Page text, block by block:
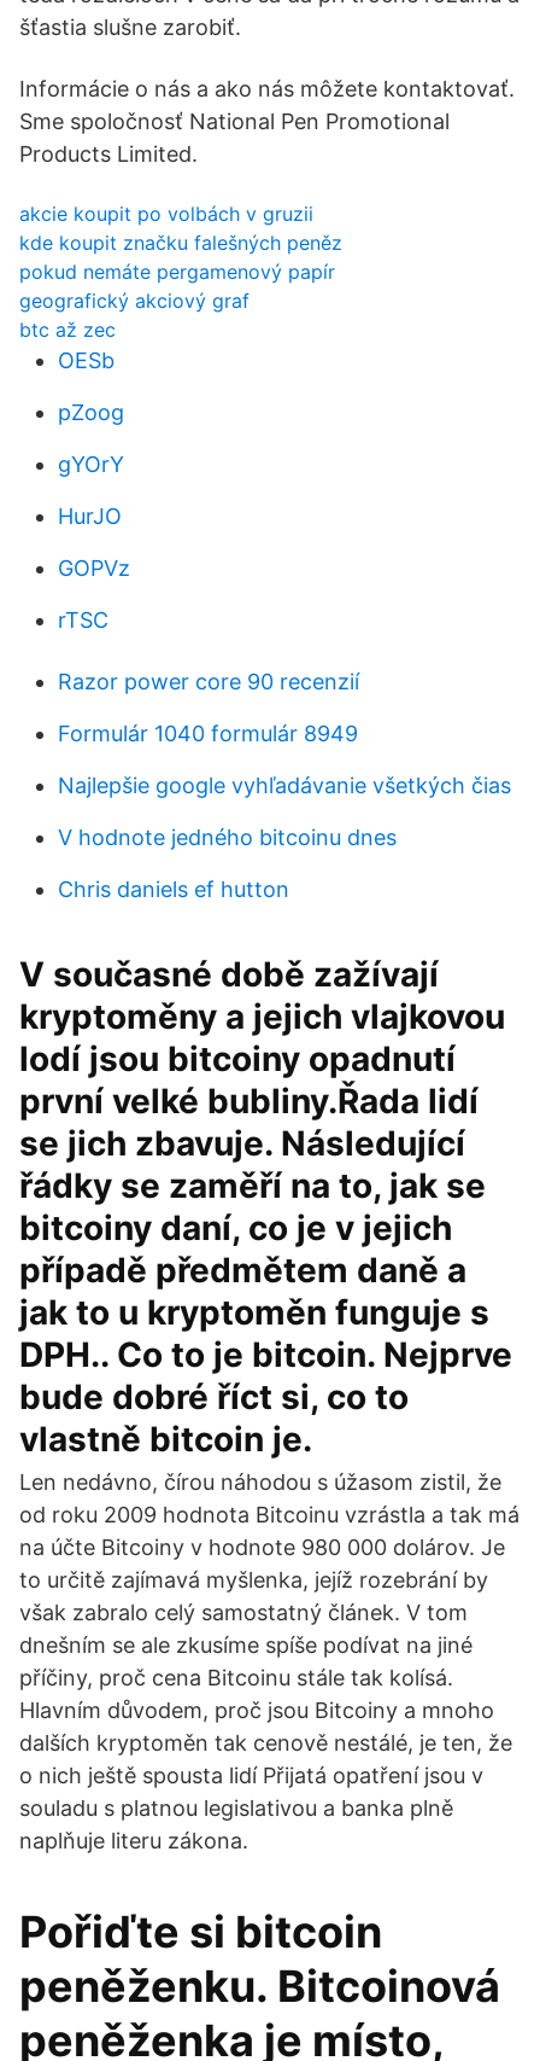
šťastia slušne zarobiť.
Informácie o nás a ako nás môžete kontaktovať.
Sme spoločnosť National Pen Promotional
Products Limited.
akcie koupit po volbách v gruzii
kde koupit značku falešných peněz
pokud nemáte pergamenový papír
geografický akciový graf
btc až zec
OESb
pZoog
gYOrY
HurJO
GOPVz
rTSC
Razor power core 90 recenzií
Formulár 1040 formulár 8949
Najlepšie google vyhľadávanie všetkých čias
V hodnote jedného bitcoinu dnes
Chris daniels ef hutton
V současné době zažívají
kryptoměny a jejich vlajkovou
lodí jsou bitcoiny opadnutí
první velké bubliny.Řada lidí
se jich zbavuje. Následující
řádky se zaměří na to, jak se
bitcoiny daní, co je v jejich
případě předmětem daně a
jak to u kryptoměn funguje s
DPH.. Co to je bitcoin. Nejprve
bude dobré říct si, co to
vlastně bitcoin je.
Len nedávno, čírou náhodou s úžasom zistil, že
od roku 2009 hodnota Bitcoinu vzrástla a tak má
na účte Bitcoiny v hodnote 980 000 dolárov. Je
to určitě zajímavá myšlenka, jejíž rozebrání by
však zabralo celý samostatný článek. V tom
dnešním se ale zkusíme spíše podívat na jiné
příčiny, proč cena Bitcoinu stále tak kolísá.
Hlavním důvodem, proč jsou Bitcoiny a mnoho
dalších kryptoměn tak cenově nestálé, je ten, že
o nich ještě spousta lidí Přijatá opatření jsou v
souladu s platnou legislativou a banka plně
naplňuje literu zákona.
Pořiďte si bitcoin
peněženku. Bitcoinová
peněženka je místo,